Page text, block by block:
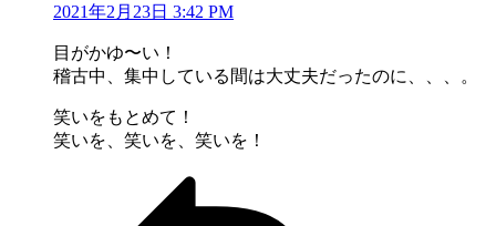
2021年2月23日 3:42 PM
目がかゆ〜い！
稽古中、集中している間は大丈夫だったのに、、、。
笑いをもとめて！
笑いを、笑いを、笑いを！